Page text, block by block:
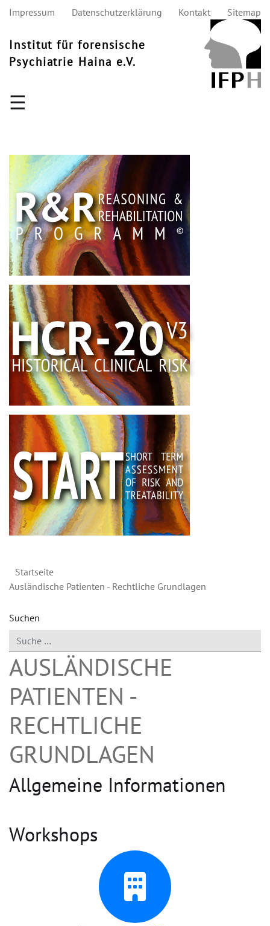
Impressum Datenschutzerklärung Kontakt Sitemap
Institut für forensische
Psychiatrie Haina e.V.
Startseite
Ausländische Patienten - Rechtliche Grundlagen
Suchen
AUSLÄNDISCHE
PATIENTEN -
RECHTLICHE
GRUNDLAGEN
Allgemeine Informationen
Workshops